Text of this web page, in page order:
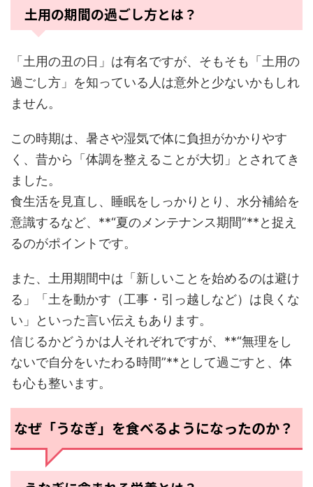
土用の期間の過ごし方とは？
「土用の丑の日」は有名ですが、そもそも「土用の
過ごし方」を知っている人は意外と少ないかもしれ
ません。
この時期は、暑さや湿気で体に負担がかかりやす
く、昔から「体調を整えることが大切」とされてき
ました。
食生活を見直し、睡眠をしっかりとり、水分補給を
意識するなど、**“夏のメンテナンス期間”**と捉え
るのがポイントです。
また、土用期間中は「新しいことを始めるのは避け
る」「土を動かす（工事・引っ越しなど）は良くな
い」といった言い伝えもあります。
信じるかどうかは人それぞれですが、**“無理をし
ないで自分をいたわる時間”**として過ごすと、体
も心も整います。
なぜ「うなぎ」を食べるようになったのか？